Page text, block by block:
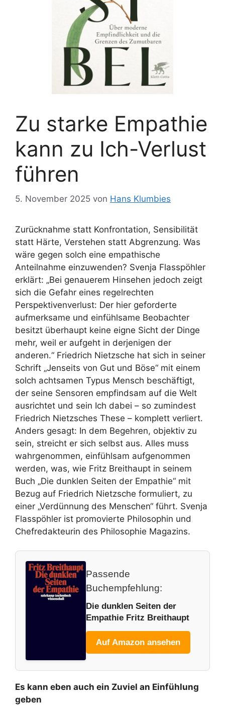
Zu starke Empathie
kann zu Ich-Verlust
führen
5. November 2025 von Hans Klumbies
Zurücknahme statt Konfrontation, Sensibilität
statt Härte, Verstehen statt Abgrenzung. Was
wäre gegen solch eine empathische
Anteilnahme einzuwenden? Svenja Flasspöhler
erklärt: „Bei genauerem Hinsehen jedoch zeigt
sich die Gefahr eines regelrechten
Perspektivenverlust: Der hier geforderte
aufmerksame und einfühlsame Beobachter
besitzt überhaupt keine eigne Sicht der Dinge
mehr, weil er aufgeht in derjenigen der
anderen.“ Friedrich Nietzsche hat sich in seiner
Schrift „Jenseits von Gut und Böse“ mit einem
solch achtsamen Typus Mensch beschäftigt,
der seine Sensoren empfindsam auf die Welt
ausrichtet und sein Ich dabei – so zumindest
Friedrich Nietzsches These – komplett verliert.
Anders gesagt: In dem Begehren, objektiv zu
sein, streicht er sich selbst aus. Alles muss
wahrgenommen, einfühlsam aufgenommen
werden, was, wie Fritz Breithaupt in seinem
Buch „Die dunklen Seiten der Empathie“ mit
Bezug auf Friedrich Nietzsche formuliert, zu
einer „Verdünnung des Menschen“ führt. Svenja
Flasspöhler ist promovierte Philosophin und
Chefredakteurin des Philosophie Magazins.
Passende
Buchempfehlung:
Die dunklen Seiten der
Empathie Fritz Breithaupt
Auf Amazon ansehen
Es kann eben auch ein Zuviel an Einfühlung
geben